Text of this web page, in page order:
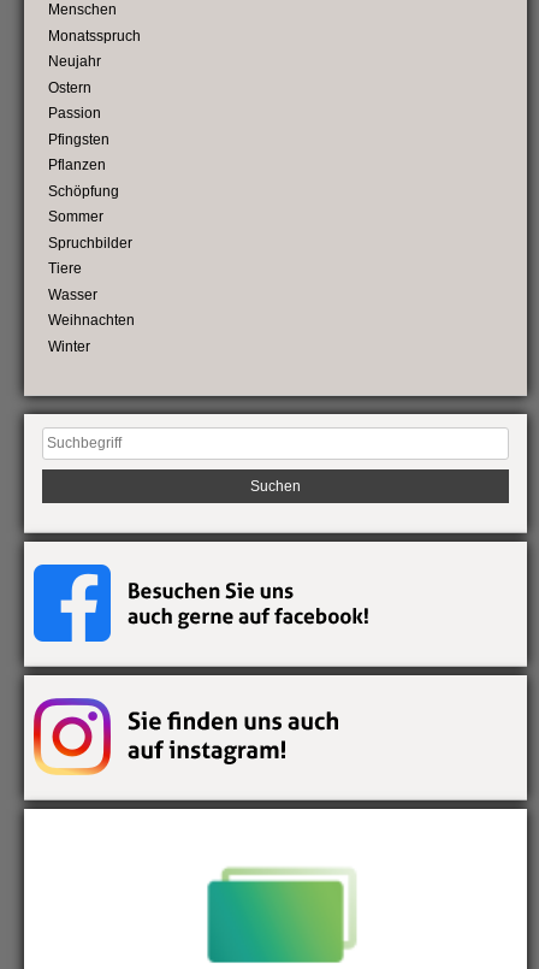
Menschen
Monatsspruch
Neujahr
Ostern
Passion
Pfingsten
Pflanzen
Schöpfung
Sommer
Spruchbilder
Tiere
Wasser
Weihnachten
Winter
Suchen
nach: